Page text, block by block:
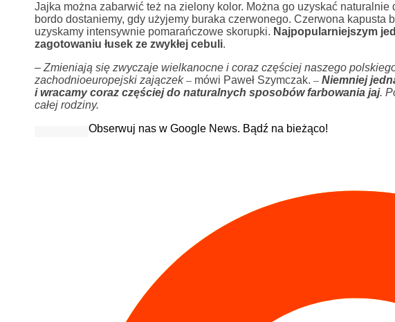
Jajka można zabarwić też na zielony kolor. Można go uzyskać
bordo dostaniemy, gdy użyjemy buraka czerwonego. Czerwona
uzyskamy intensywnie pomarańczowe skorupki. Najpopularniejszym
zagotowaniu łusek ze zwykłej cebuli.
– Zmieniają się zwyczaje wielkanocne i coraz częściej naszego
zachodnioeuropejski zajączek –mówi Paweł Szymczak. – Niemniej
i wracamy coraz częściej do naturalnych sposobów farbowania jaj.
całej rodziny.
Obserwuj nas w Google News. Bądź na bieżąco!